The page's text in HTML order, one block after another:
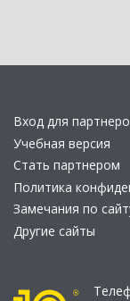
Вход для
Учебная версия
Стать партнером
Политика
Замечания по
Другие сайты